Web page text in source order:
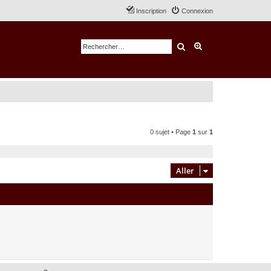
Connexion
Inscription
Rechercher
0 sujet • Page 1 sur 1
Aller